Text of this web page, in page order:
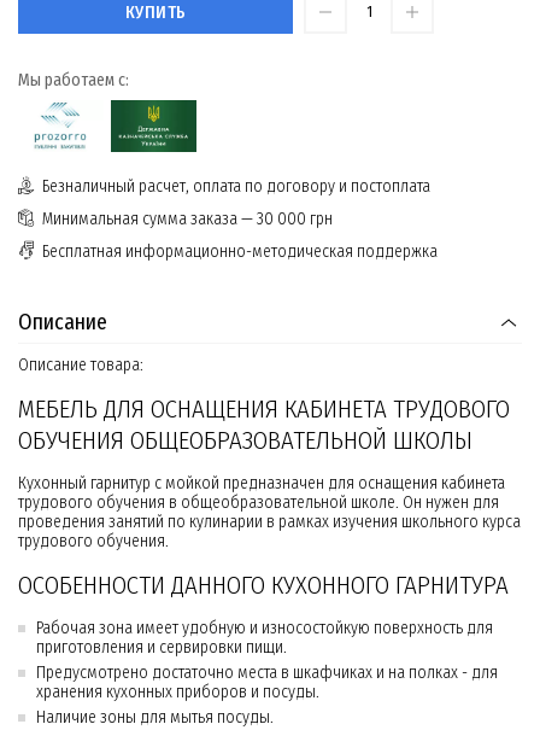
КУПИТЬ
Мы работаем с:
Безналичный расчет, оплата по договору и постоплата
Минимальная сумма заказа — 30 000 грн
Бесплатная информационно-методическая поддержка
Описание
Описание товара:
МЕБЕЛЬ ДЛЯ ОСНАЩЕНИЯ КАБИНЕТА ТРУДОВОГО
ОБУЧЕНИЯ ОБЩЕОБРАЗОВАТЕЛЬНОЙ ШКОЛЫ
Кухонный гарнитур с мойкой предназначен для оснащения кабинета
трудового обучения в общеобразовательной школе. Он нужен для
проведения занятий по кулинарии в рамках изучения школьного курса
трудового обучения.
ОСОБЕННОСТИ ДАННОГО КУХОННОГО ГАРНИТУРА
Рабочая зона имеет удобную и износостойкую поверхность для
приготовления и сервировки пищи.
Предусмотрено достаточно места в шкафчиках и на полках - для
хранения кухонных приборов и посуды.
Наличие зоны для мытья посуды.